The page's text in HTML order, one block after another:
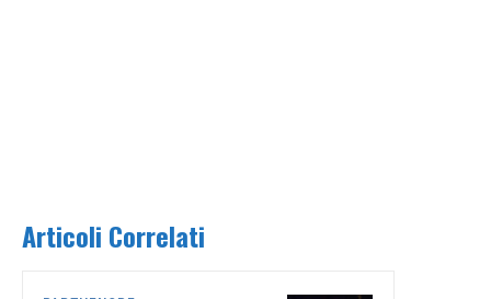
Articoli Correlati